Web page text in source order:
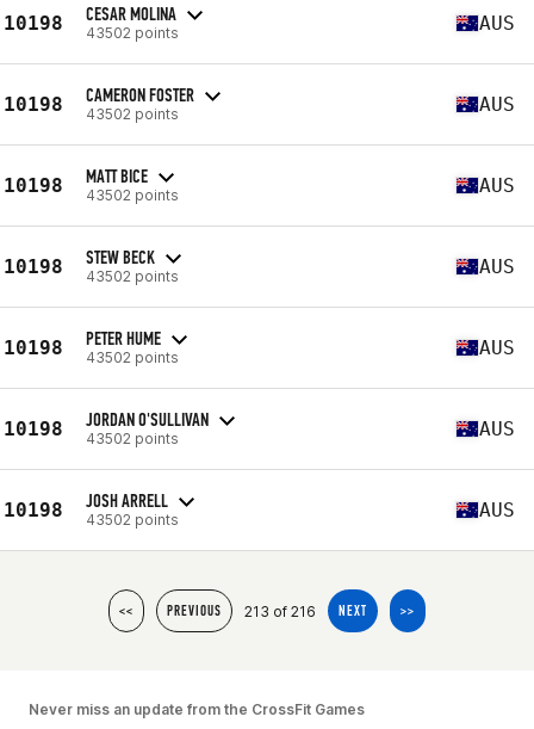
10198 CESAR MOLINA
43502 points AUS
10198 CAMERON FOSTER
43502 points AUS
10198 MATT BICE
43502 points AUS
10198 STEW BECK
43502 points AUS
10198 PETER HUME
43502 points AUS
10198 JORDAN O'SULLIVAN
43502 points AUS
10198 JOSH ARRELL
43502 points AUS
<< PREVIOUS 213 of 216 NEXT >>
Never miss an update from the CrossFit Games